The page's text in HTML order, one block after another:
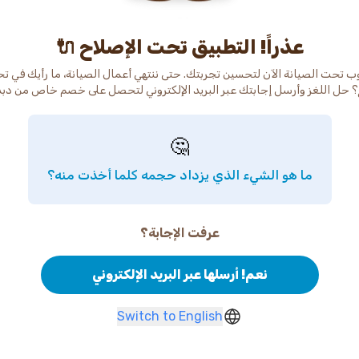
عذراً! التطبيق تحت الإصلاح 🔌
تحت الصيانة الآن لتحسين تجربتك. حتى ننتهي أعمال الصيانة، ما رأيك في
حل اللغز وأرسل إجابتك عبر البريد الإلكتروني لتحصل على خصم خاص من
🤔
ما هو الشيء الذي يزداد حجمه كلما أخذت منه؟
عرفت الإجابة؟
نعم! أرسلها عبر البريد الإلكتروني
Switch to English